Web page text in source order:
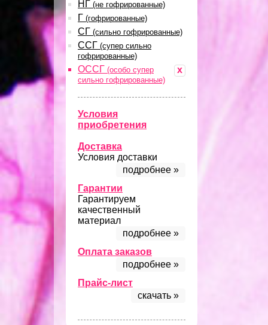
НГ (не гофрированные)
Г (гофрированные)
СГ (сильно гофрированные)
ССГ (супер сильно
гофрированные)
x
ОССГ (особо супер
сильно гофрированные)
Условия
приобретения
Доставка
Условия доставки
подробнее »
Гарантии
Гарантируем
качественный
материал
подробнее »
Оплата заказов
подробнее »
Прайс-лист
скачать »